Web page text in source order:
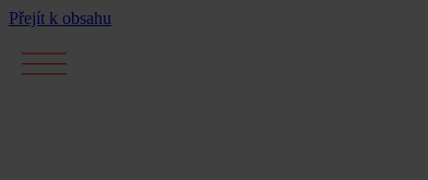
Přejít k obsahu